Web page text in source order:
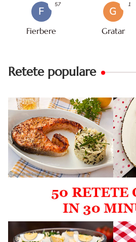
F
Fierbere
57
G
Gratar
1
Retete populare